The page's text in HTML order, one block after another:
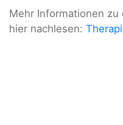
Mehr Informationen zu
hier nachlesen: